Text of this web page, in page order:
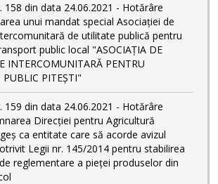
158 din data 24.06.2021 - Hotărâre
unui mandat special Asociației de
de utilitate publică pentru
public local "ASOCIAȚIA DE
INTERCOMUNITARĂ PENTRU
PUBLIC PITEȘTI"
159 din data 24.06.2021 - Hotărâre
Direcției pentru Agricultură
ca entitate care să acorde avizul
Legii nr. 145/2014 pentru stabilirea
reglementare a pieței produselor din